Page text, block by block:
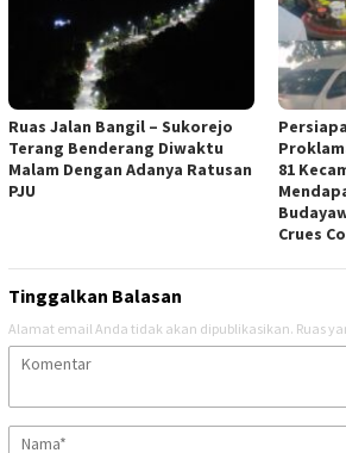
Ruas Jalan Bangil – Sukorejo
Terang Benderang Diwaktu
Malam Dengan Adanya Ratusan
PJU
81
Crues
Tinggalkan Balasan
Alamat email Anda tidak akan dipublikasikan. Ruas